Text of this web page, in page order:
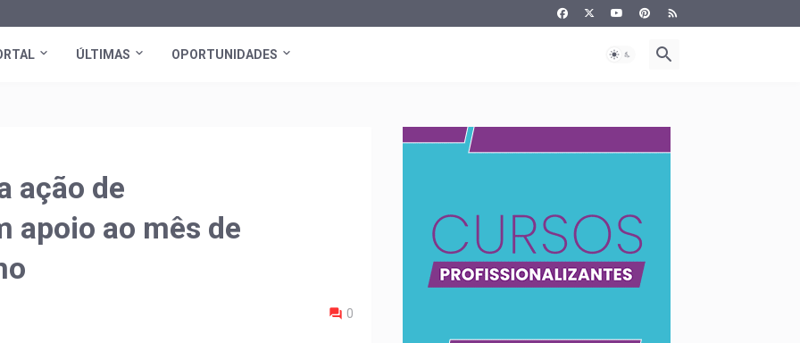
ÚLTIMAS OPORTUNIDADES
ação de
apoio ao mês de
0